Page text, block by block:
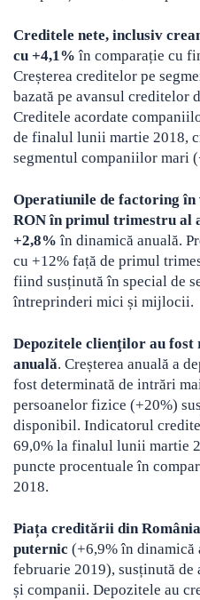
Creditele nete, inclusiv
cu +4,1% în comparație cu
Creșterea creditelor pe
bazată pe avansul creditelor
Creditele acordate
de finalul lunii martie 2018,
segmentul companiilor mari
Operatiunile de factoring în
RON în primul trimestru al
+2,8% în dinamică anuală.
cu +12% față de primul
fiind susținută în special de
întreprinderi mici și mijlocii.
Depozitele clienţilor au
anuală. Creșterea anuală a
fost determinată de intrări
persoanelor fizice (+20%)
disponibil. Indicatorul
69,0% la finalul lunii martie
puncte procentuale în
2018.
Piața creditării din
puternic (+6,9% în
februarie 2019), susținută de
și companii. Depozitele au